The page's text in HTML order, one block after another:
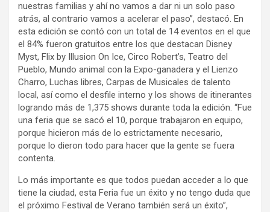
nuestras familias y ahí no vamos a dar ni un solo paso
atrás, al contrario vamos a acelerar el paso”, destacó. En
esta edición se contó con un total de 14 eventos en el que
el 84% fueron gratuitos entre los que destacan Disney
Myst, Flix by Illusion On Ice, Circo Robert’s, Teatro del
Pueblo, Mundo animal con la Expo-ganadera y el Lienzo
Charro, Luchas libres, Carpas de Musicales de talento
local, así como el desfile interno y los shows de itinerantes
logrando más de 1,375 shows durante toda la edición. “Fue
una feria que se sacó el 10, porque trabajaron en equipo,
porque hicieron más de lo estrictamente necesario,
porque lo dieron todo para hacer que la gente se fuera
contenta.
Lo más importante es que todos puedan acceder a lo que
tiene la ciudad, esta Feria fue un éxito y no tengo duda que
el próximo Festival de Verano también será un éxito”,